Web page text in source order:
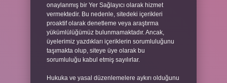
onaylanmış bir Yer Sağlayıcı olarak hizmet
vermektedir. Bu nedenle, sitedeki içerikleri
proaktif olarak denetleme veya araştırma
yükümlülüğümüz bulunmamaktadır. Ancak,
üyelerimiz yazdıkları içeriklerin sorumluluğunu
taşımakta olup, siteye üye olarak bu
sorumluluğu kabul etmiş sayılırlar.
Hukuka ve yasal düzenlemelere aykırı olduğunu